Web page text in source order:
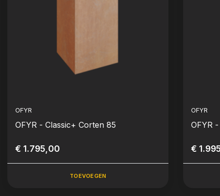
OFYR
OFYR - Classic+ Corten 85
€ 1.795,00
TOEVOEGEN
OFYR
OFYR
€